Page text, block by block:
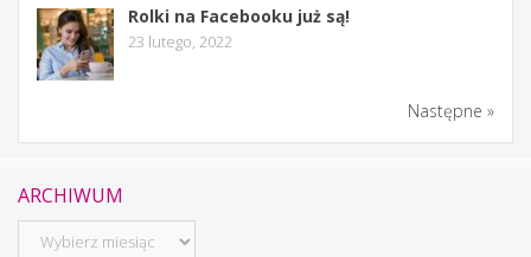
Rolki na Facebooku już są!
23 lutego, 2022
Następne »
ARCHIWUM
Archiwum